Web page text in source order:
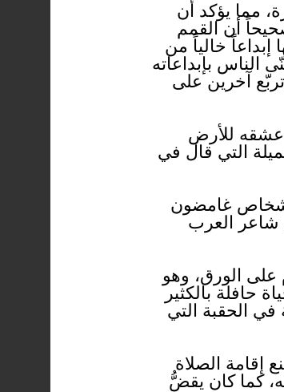
مما يؤكد أن
أن القمم
خالياً من
الناس بإبداعاته
آخرين على
عشقه للأرض
التي قال في
أشخاص غامضون
شاعر العرب
الورق، وهو
حافلة بالكثير
في الحقبة التي
إقامة الصلاة
كما كان يقضُّ